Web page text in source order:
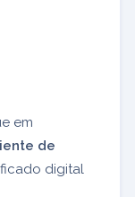
em
de
digital